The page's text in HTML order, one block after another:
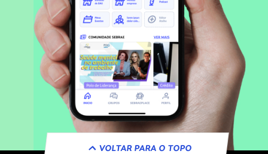
VOLTAR PARA O TOPO